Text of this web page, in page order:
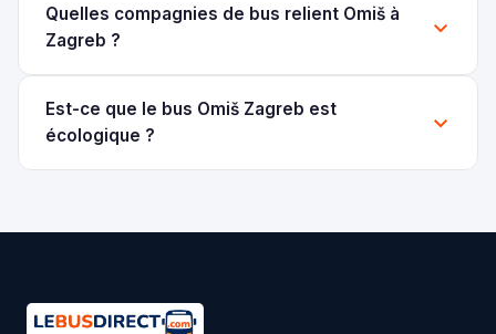
Quelles compagnies de bus relient Omiš à
Zagreb ?
Est-ce que le bus Omiš Zagreb est
écologique ?